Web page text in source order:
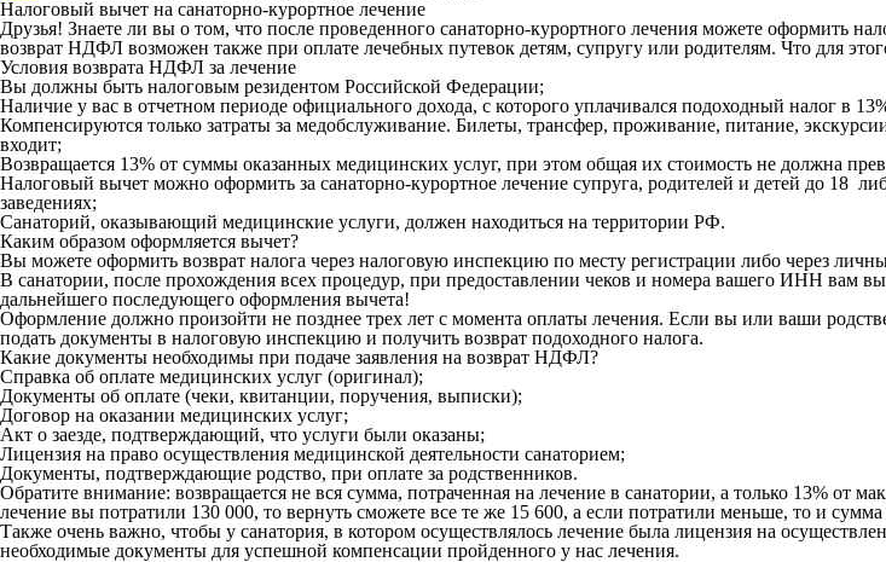
Налоговый вычет на санаторно-курортное лечение
Друзья! Знаете ли вы о том, что после проведенного санаторно-курортного лечения можете оформить
возврат НДФЛ возможен также при оплате лечебных путевок детям, супругу или родителям. Что для
Условия возврата НДФЛ за лечение
Вы должны быть налоговым резидентом Российской Федерации;
Наличие у вас в отчетном периоде официального дохода, с которого уплачивался подоходный налог в
Компенсируются только затраты за медобслуживание. Билеты, трансфер, проживание, питание,
входит;
Возвращается 13% от суммы оказанных медицинских услуг, при этом общая их стоимость не должна
Налоговый вычет можно оформить за санаторно-курортное лечение супруга, родителей и детей до 18
заведениях;
Санаторий, оказывающий медицинские услуги, должен находиться на территории РФ.
Каким образом оформляется вычет?
Вы можете оформить возврат налога через налоговую инспекцию по месту регистрации либо через
В санатории, после прохождения всех процедур, при предоставлении чеков и номера вашего ИНН вам
дальнейшего последующего оформления вычета!
Оформление должно произойти не позднее трех лет с момента оплаты лечения. Если вы или ваши
подать документы в налоговую инспекцию и получить возврат подоходного налога.
Какие документы необходимы при подаче заявления на возврат НДФЛ?
Справка об оплате медицинских услуг (оригинал);
Документы об оплате (чеки, квитанции, поручения, выписки);
Договор на оказании медицинских услуг;
Акт о заезде, подтверждающий, что услуги были оказаны;
Лицензия на право осуществления медицинской деятельности санаторием;
Документы, подтверждающие родство, при оплате за родственников.
Обратите внимание: возвращается не вся сумма, потраченная на лечение в санатории, а только 13% от
лечение вы потратили 130 000, то вернуть сможете все те же 15 600, а если потратили меньше, то и
Также очень важно, чтобы у санатория, в котором осуществлялось лечение была лицензия на
необходимые документы для успешной компенсации пройденного у нас лечения.